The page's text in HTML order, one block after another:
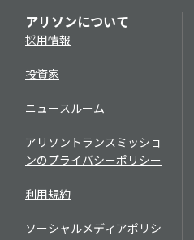
アリソンについて
採用情報
投資家
ニュースルーム
アリソントランスミッショ
ンのプライバシーポリシー
利用規約
ソーシャルメディアポリシ